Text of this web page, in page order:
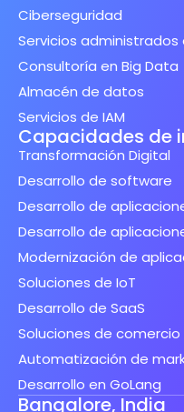
Ciberseguridad
Servicios administrados
Consultoría en Big Data
Almacén de datos
Servicios de IAM
Capacidades de
Transformación Digital
Desarrollo de software
Desarrollo de
Desarrollo de
Modernización de
Soluciones de IoT
Desarrollo de SaaS
Soluciones de
Automatización de
Desarrollo en GoLang
Bangalore, India